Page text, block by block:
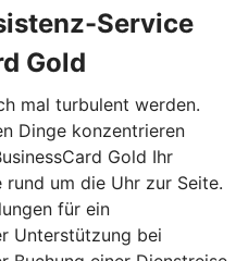
Service
Gold
mal turbulent werden.
Dinge konzentrieren
Gold Ihr
um die Uhr zur Seite.
für ein
Unterstützung bei